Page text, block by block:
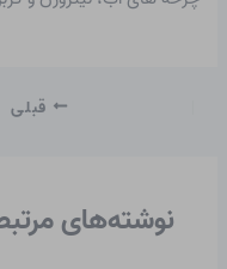
قبلی
نوشته‌های